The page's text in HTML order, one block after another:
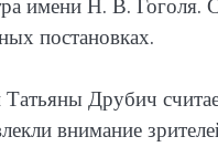
постановках.
Друбич
внимание